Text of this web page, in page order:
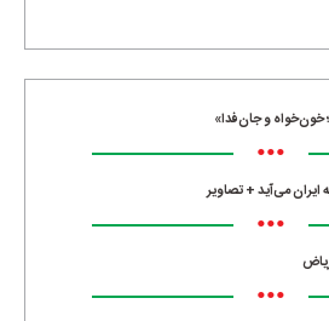
خون‌خواه و جان‌فدا»
•••
ایران می‌آید + تصاویر
•••
•••